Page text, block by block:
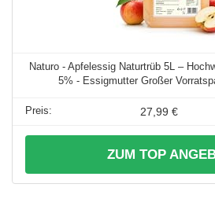
Naturo - Apfelessig Naturtrüb 5L –
5% - Essigmutter Großer
27,99 €
ZUM TOP